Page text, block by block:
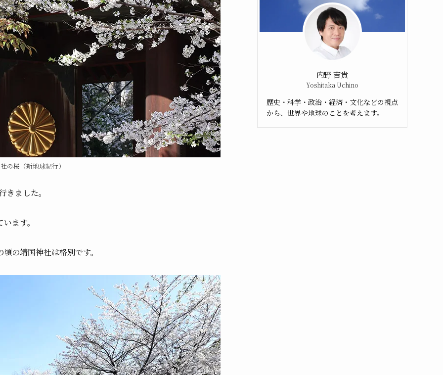
の桜（新地球紀行）
ました。
ます。
の靖国神社は格別です。
内野 吉貴
Yoshitaka Uchino
歴史・科学・政治・経済・文化などの視点
から、世界や地球のことを考えます。